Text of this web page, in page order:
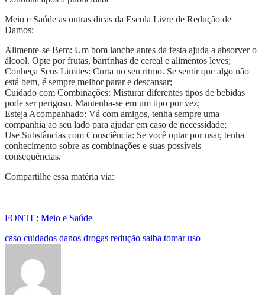
Meio e Saúde as outras dicas da Escola Livre de Redução de
Damos:
Alimente-se Bem: Um bom lanche antes da festa ajuda a absorver o
álcool. Opte por frutas, barrinhas de cereal e alimentos leves;
Conheça Seus Limites: Curta no seu ritmo. Se sentir que algo não
está bem, é sempre melhor parar e descansar;
Cuidado com Combinações: Misturar diferentes tipos de bebidas
pode ser perigoso. Mantenha-se em um tipo por vez;
Esteja Acompanhado: Vá com amigos, tenha sempre uma
companhia ao seu lado para ajudar em caso de necessidade;
Use Substâncias com Consciência: Se você optar por usar, tenha
conhecimento sobre as combinações e suas possíveis
consequências.
Compartilhe essa matéria via:
FONTE: Meio e Saúde
caso cuidados danos drogas redução saiba tomar uso